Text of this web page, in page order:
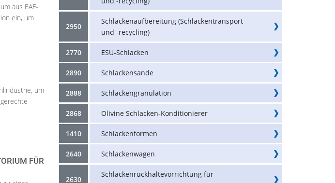
aus EAF-
ein, um
um
FÜR
2950
Schlackenaufbereitung (Schlackentransport
und -recycling)
2770 ESU-Schlacken
2890 Schlackensande
2888 Schlackengranulation
2868 Olivine Schlacken-Konditionierer
1410 Schlackenformen
2640 Schlackenwagen
2630
Schlackenrückhaltevorrichtung für